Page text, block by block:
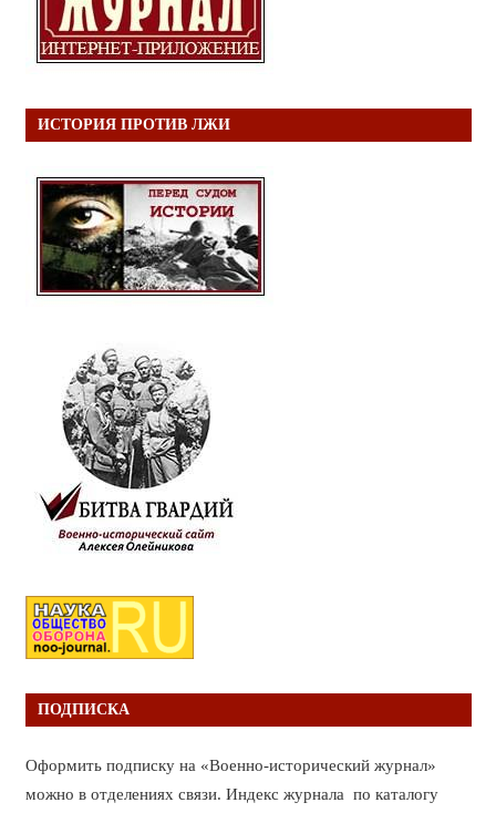
ИСТОРИЯ ПРОТИВ ЛЖИ
ПОДПИСКА
Оформить подписку на «Военно-исторический журнал»
можно в отделениях связи. Индекс журнала по каталогу